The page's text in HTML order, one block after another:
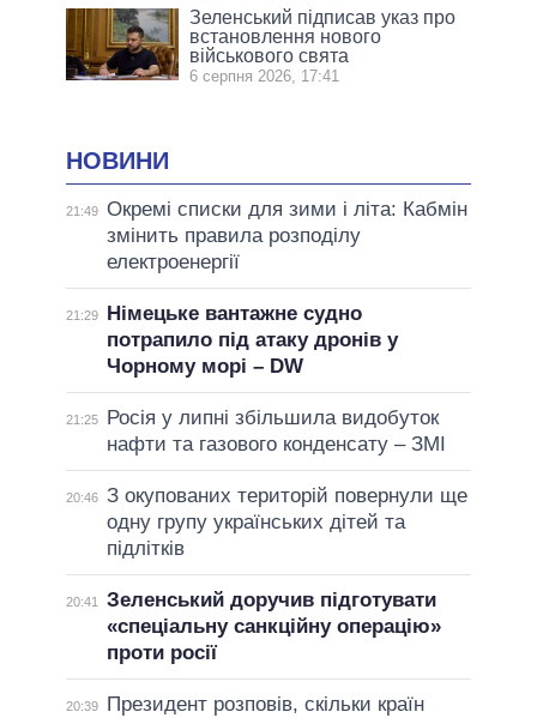
Зеленський підписав указ про
встановлення нового
військового свята
6 серпня 2026, 17:41
НОВИНИ
21:49 Окремі списки для зими і літа: Кабмін
змінить правила розподілу
електроенергії
21:29
Німецьке вантажне судно
потрапило під атаку дронів у
Чорному морі – DW
21:25
Росія у липні збільшила видобуток
нафти та газового конденсату – ЗМІ
20:46 З окупованих територій повернули ще
одну групу українських дітей та
підлітків
20:41
Зеленський доручив підготувати
«спеціальну санкційну операцію»
проти росії
20:39
Президент розповів, скільки країн